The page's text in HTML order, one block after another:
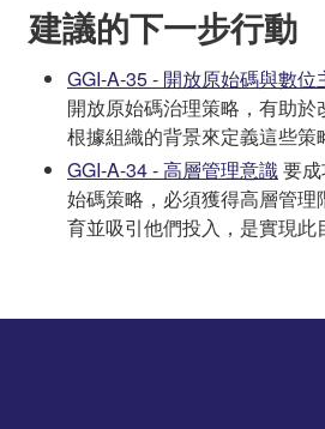
建議的下一步行動
GGI-A-35 - 開放原始碼與數位
開放原始碼治理策略，有助
根據組織的背景來定義這些策
GGI-A-34 - 高層管理意識要
始碼策略，必須獲得高層管
育並吸引他們投入，是實現此